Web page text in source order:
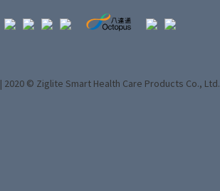
| 2020 © Ziglite Smart Health Care Products Co., Ltd.